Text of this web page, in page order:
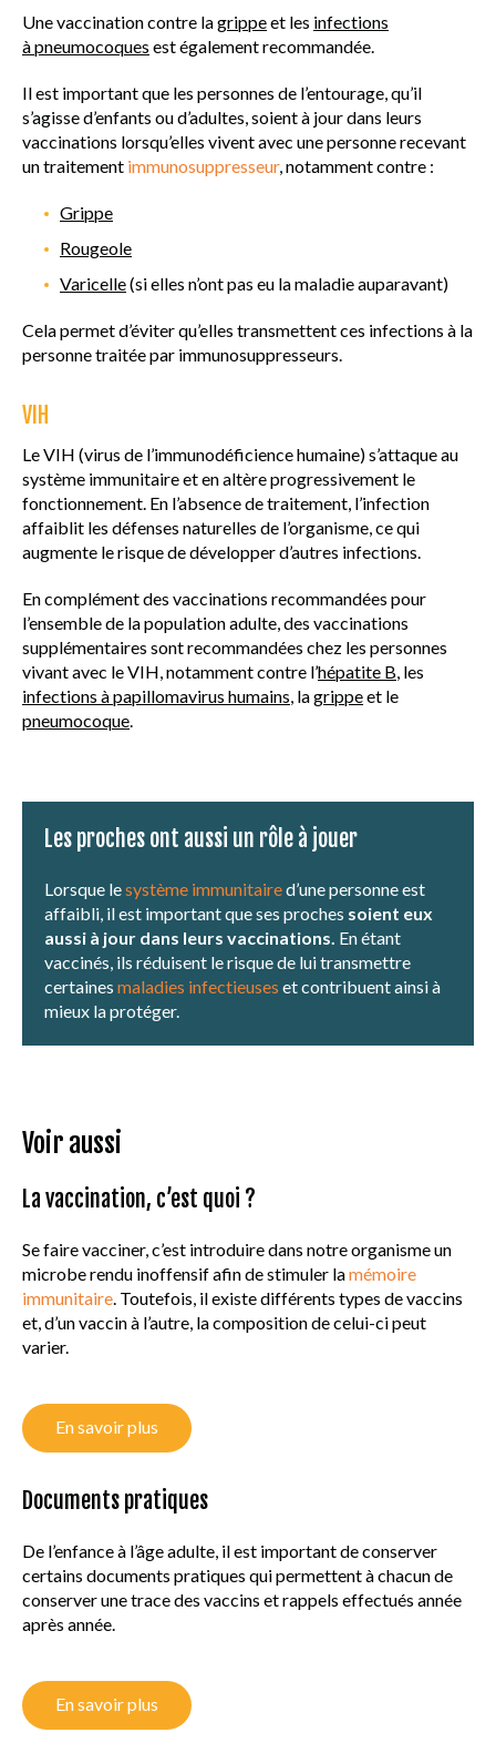
Une vaccination contre lagrippeet les infections
à pneumocoques est également recommandée.
Il est important que les personnes de l’entourage, qu’il
s’agisse d’enfants ou d’adultes, soient à jour dans leurs
vaccinations lorsqu’elles vivent avec une personne recevant
un traitement immunosuppresseur, notamment contre :
Grippe
Rougeole
Varicelle(si elles n’ont pas eu la maladie auparavant)
Cela permet d’éviter qu’elles transmettent ces infections à la
personne traitée par immunosuppresseurs.
VIH
Le VIH (virus de l’immunodéficience humaine) s’attaque au
système immunitaire et en altère progressivement le
fonctionnement. En l’absence de traitement, l’infection
affaiblit les défenses naturelles de l’organisme, ce qui
augmente le risque de développer d’autres infections.
En complément des vaccinations recommandées pour
l’ensemble de la population adulte, des vaccinations
supplémentaires sont recommandées chez les personnes
vivant avec le VIH, notamment contre l’hépatite B, les
infections à papillomavirus humains, lagrippeet le
pneumocoque.
Les proches ont aussi un rôle à jouer
Lorsque lesystème immunitaired’une personne est
affaibli, il est important que ses proches soient eux
aussi à jour dans leurs vaccinations. En étant
vaccinés, ils réduisent le risque de lui transmettre
certaines maladies infectieuses et contribuent ainsi à
mieux la protéger.
Voir aussi
La vaccination, c’est quoi ?
Se faire vacciner, c’est introduire dans notre organisme un
microbe rendu inoffensif afin de stimuler lamémoire
immunitaire. Toutefois, il existe différents types de vaccins
et, d’un vaccin à l’autre, la composition de celui-ci peut
varier.
En savoir plus
Documents pratiques
De l’enfance à l’âge adulte, il est important de conserver
certains documents pratiques qui permettent à chacun de
conserver une trace des vaccins et rappels effectués année
après année.
En savoir plus